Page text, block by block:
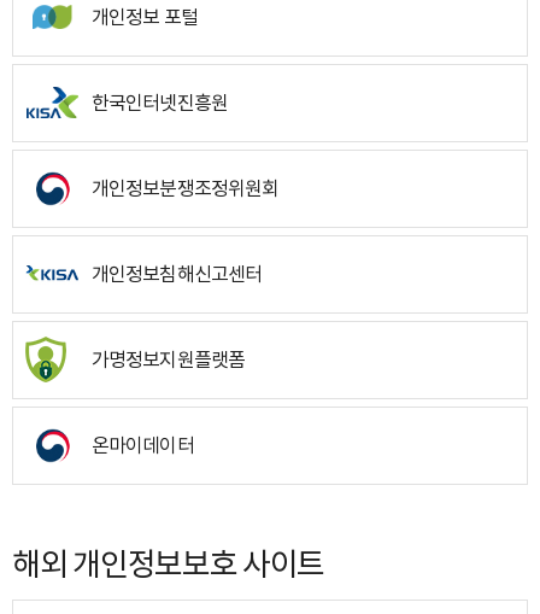
개인정보 포털
한국인터넷진흥원
개인정보분쟁조정위원회
개인정보침해신고센터
가명정보지원플랫폼
온마이데이터
해외 개인정보보호 사이트